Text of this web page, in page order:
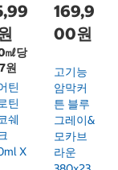
㎖당
원
틴
틴
쉐
X
169,9
00원
고기능
암막커
튼 블루
그레이&
모카브
라운